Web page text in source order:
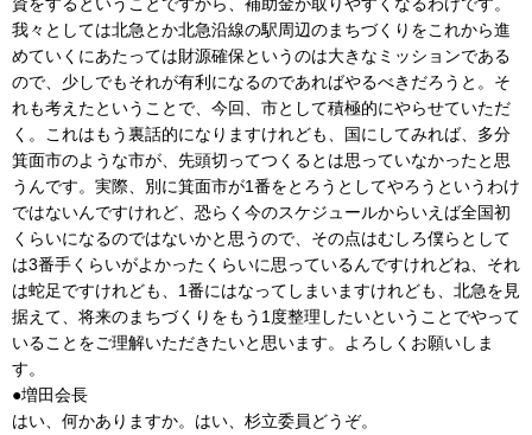
我々としては北急とか北急沿線の駅周辺のまちづくりをこれから進
めていくにあたっては財源確保というのは大きなミッションである
ので、少しでもそれが有利になるのであればやるべきだろうと。そ
れも考えたということで、今回、市として積極的にやらせていただ
く。これはもう裏話的になりますけれども、国にしてみれば、多分
箕面市のような市が、先頭切ってつくるとは思っていなかったと思
うんです。実際、別に箕面市が1番をとろうとしてやろうというわけ
ではないんですけれど、恐らく今のスケジュールからいえば全国初
くらいになるのではないかと思うので、その点はむしろ僕らとして
は3番手くらいがよかったくらいに思っているんですけれどね、それ
は蛇足ですけれども、1番にはなってしまいますけれども、北急を見
据えて、将来のまちづくりをもう1度整理したいということでやって
いることをご理解いただきたいと思います。よろしくお願いしま
す。
●増田会長
はい、何かありますか。はい、杉立委員どうぞ。